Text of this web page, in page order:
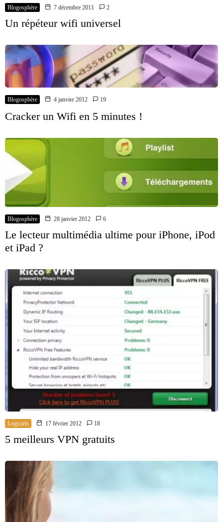
Blogosphère 7 décembre 2011 2
Un répéteur wifi universel
Blogosphère 4 janvier 2012 19
Cracker un Wifi en 5 minutes !
Blogosphère 28 janvier 2012 6
Le lecteur multimédia ultime pour iPhone, iPod
et iPad ?
Logiciels 17 février 2012 18
5 meilleurs VPN gratuits